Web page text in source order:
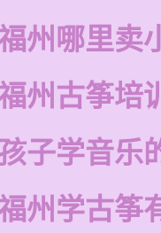
州哪里卖
州古筝培
子学音乐
州学古筝